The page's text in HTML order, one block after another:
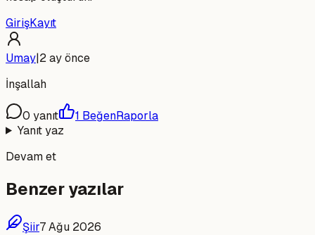
GirişKayıt
Umay|2 ay önce
İnşallah
0 yanıt 1 BeğenRaporla
Yanıt yaz
Devam et
Benzer yazılar
Şiir7 Ağu 2026